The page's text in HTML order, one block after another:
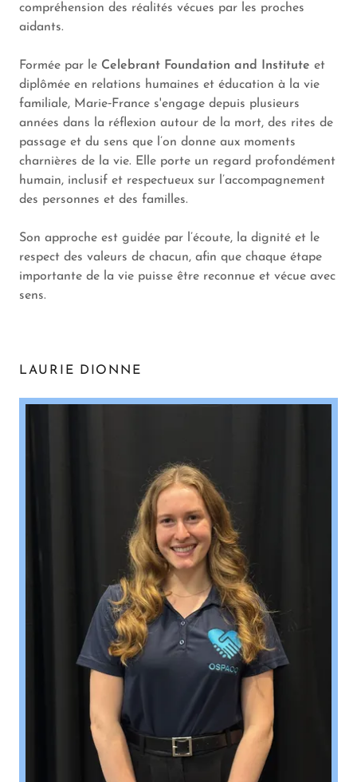
compréhension des réalités vécues par les proches
aidants.
Formée par le Celebrant Foundation and Institute et
diplômée en relations humaines et éducation à la vie
familiale, Marie‑France s'engage depuis plusieurs
années dans la réflexion autour de la mort, des rites de
passage et du sens que l’on donne aux moments
charnières de la vie. Elle porte un regard profondément
humain, inclusif et respectueux sur l’accompagnement
des personnes et des familles.
Son approche est guidée par l’écoute, la dignité et le
respect des valeurs de chacun, afin que chaque étape
importante de la vie puisse être reconnue et vécue avec
sens.
LAURIE DIONNE